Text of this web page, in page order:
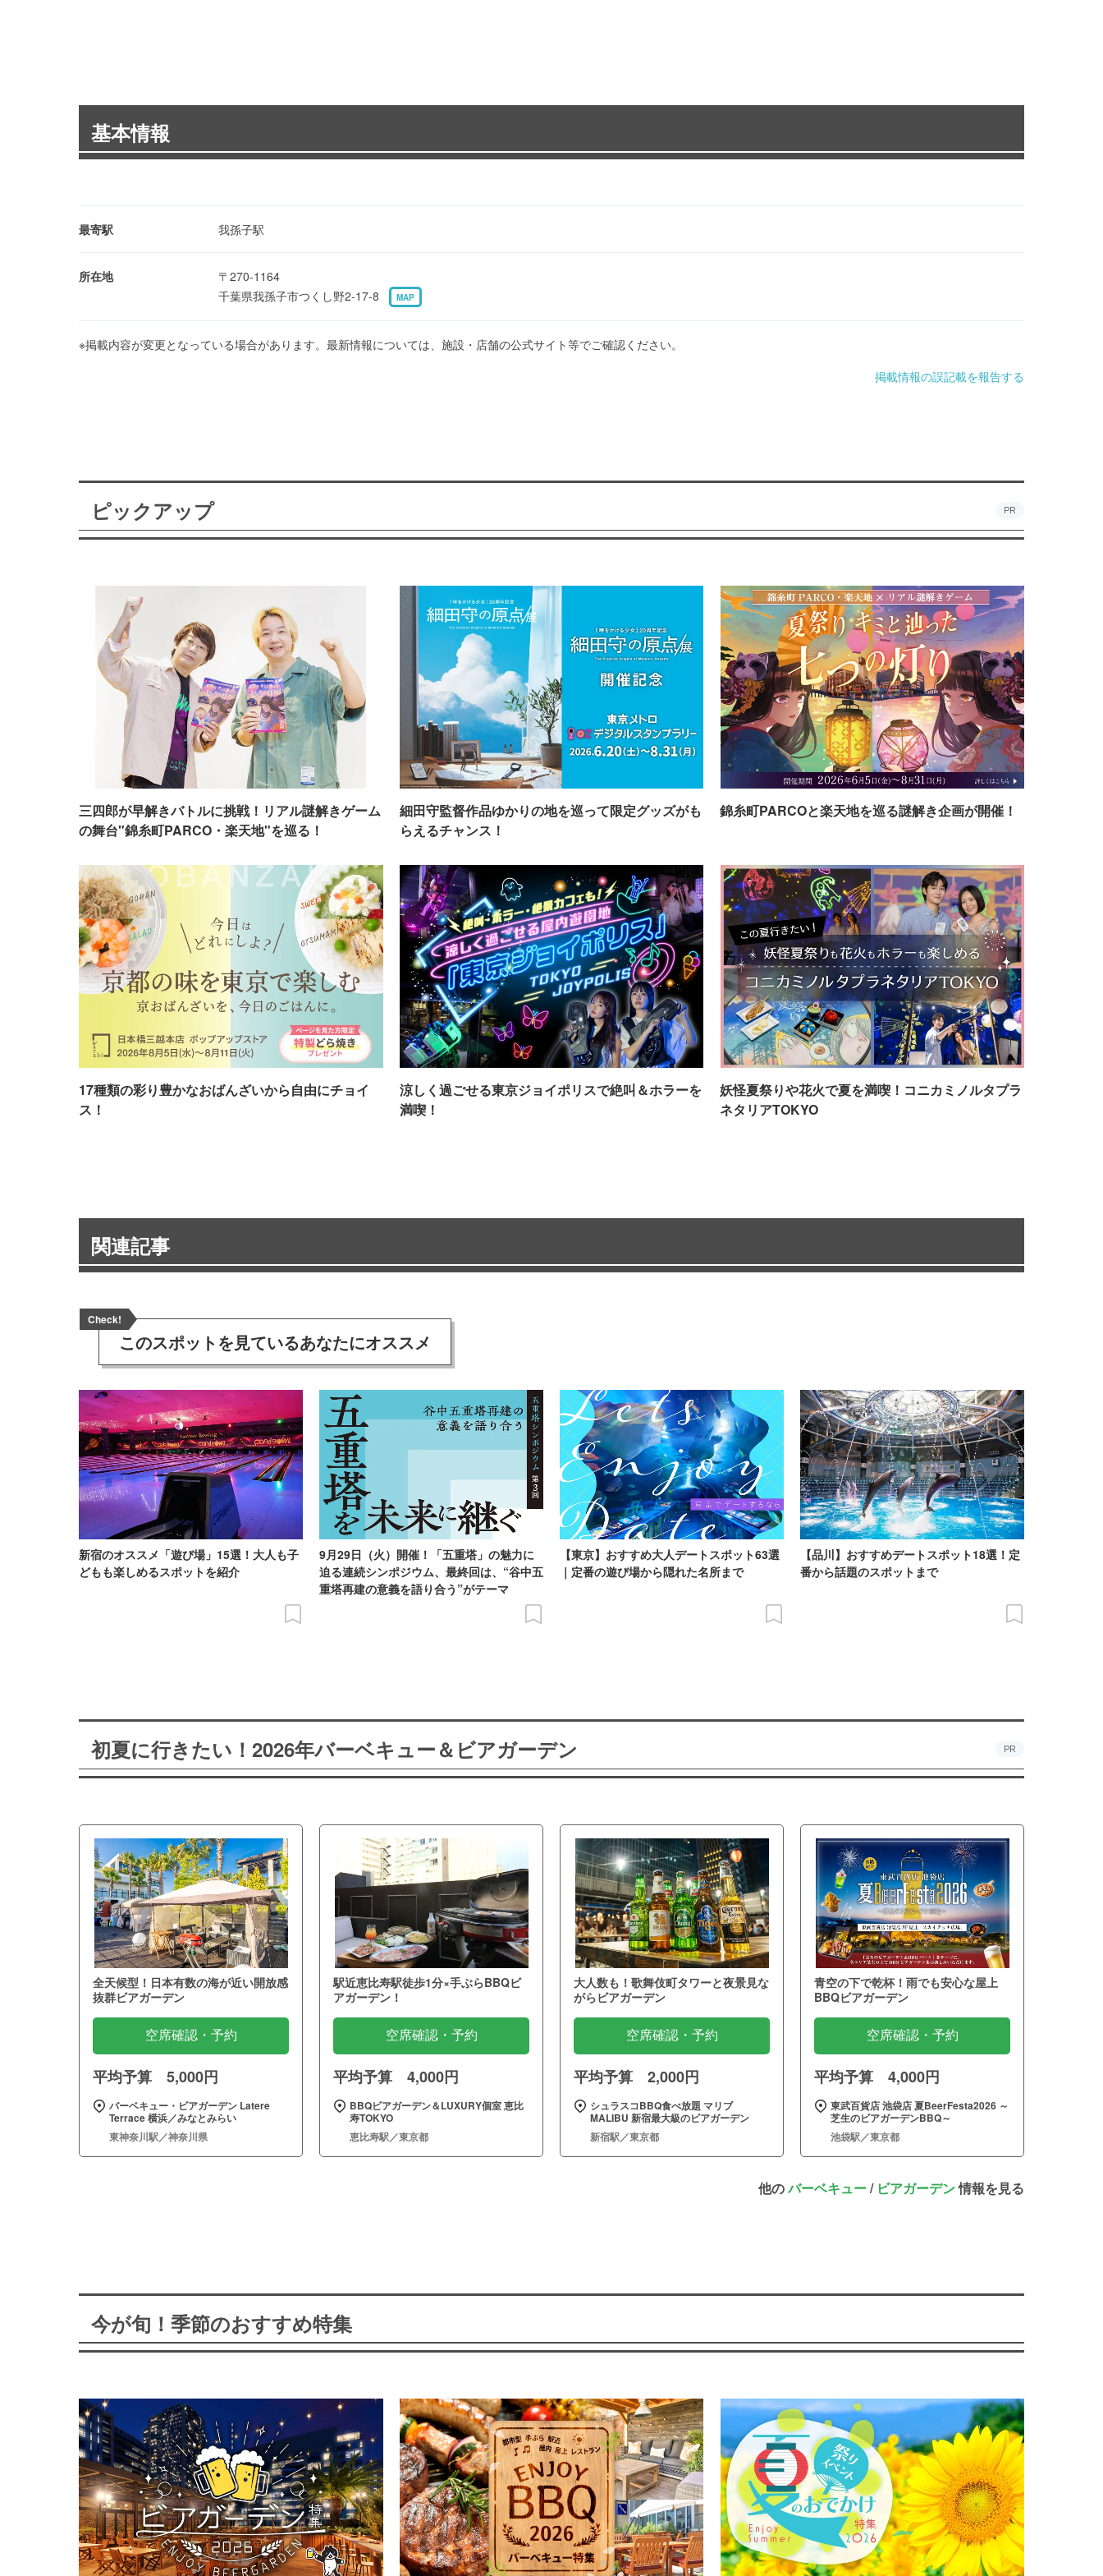
基本情報
最寄駅 我孫子駅
所在地
〒270-1164
千葉県我孫子市つくし野2-17-8
MAP
※掲載内容が変更となっている場合があります。最新情報については、施設・店舗の公式サイト等でご確認ください。
掲載情報の誤記載を報告する
ピックアップ PR
三四郎が早解きバトルに挑戦！リアル謎解きゲーム
の舞台"錦糸町PARCO・楽天地"を巡る！
細田守監督作品ゆかりの地を巡って限定グッズがも
らえるチャンス！
錦糸町PARCOと楽天地を巡る謎解き企画が開催！
17種類の彩り豊かなおばんざいから自由にチョイ
ス！
涼しく過ごせる東京ジョイポリスで絶叫＆ホラーを
満喫！
妖怪夏祭りや花火で夏を満喫！コニカミノルタプラ
ネタリアTOKYO
関連記事
Check!
このスポットを見ているあなたにオススメ
新宿のオススメ「遊び場」15選！大人も子
どもも楽しめるスポットを紹介
9月29日（火）開催！「五重塔」の魅力に
迫る連続シンポジウム、最終回は、“谷中五
重塔再建の意義を語り合う”がテーマ
【東京】おすすめ大人デートスポット63選
｜定番の遊び場から隠れた名所まで
【品川】おすすめデートスポット18選！定
番から話題のスポットまで
初夏に行きたい！2026年バーベキュー＆ビアガーデン PR
全天候型！日本有数の海が近い開放感
抜群ビアガーデン
空席確認・予約
平均予算 5,000円
バーベキュー・ビアガーデン Latere
Terrace 横浜／みなとみらい
東神奈川駅／神奈川県
駅近恵比寿駅徒歩1分×手ぶらBBQビ
アガーデン！
空席確認・予約
平均予算 4,000円
BBQビアガーデン＆LUXURY個室 恵比
寿TOKYO
恵比寿駅／東京都
大人数も！歌舞伎町タワーと夜景見な
がらビアガーデン
空席確認・予約
平均予算 2,000円
シュラスコBBQ食べ放題 マリブ
MALIBU 新宿最大級のビアガーデン
新宿駅／東京都
青空の下で乾杯！雨でも安心な屋上
BBQビアガーデン
空席確認・予約
平均予算 4,000円
東武百貨店 池袋店 夏BeerFesta2026 ～
芝生のビアガーデンBBQ～
池袋駅／東京都
他のバーベキュー/ ビアガーデン情報を見る
今が旬！季節のおすすめ特集